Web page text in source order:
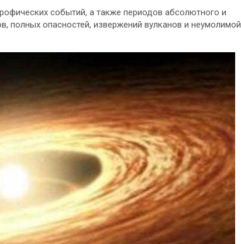
событий, а также периодов абсолютного и
полных опасностей, извержений вулканов и неумолимой